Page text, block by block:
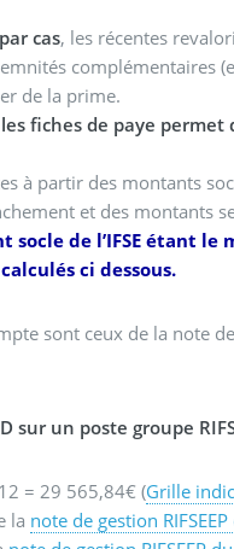
cas, les récentes
de la prime.
fiches de paye
à partir des montants
et des montants
socle de l’IFSE étant
ci dessous.
sont ceux de la note
échelon, en SD sur un poste
€ * 12 = 29 565,84€ (Grille
la note de gestion